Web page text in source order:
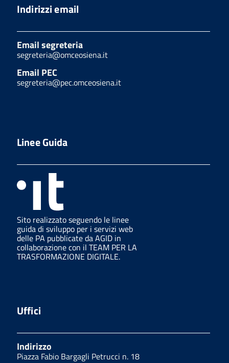
Indirizzi email
Email segreteria
segreteria@omceosiena.it
Email PEC
segreteria@pec.omceosiena.it
Linee Guida
Sito realizzato seguendo le linee
guida di sviluppo per i servizi web
delle PA pubblicate da AGID in
collaborazione con il TEAM PER LA
TRASFORMAZIONE DIGITALE.
Uffici
Indirizzo
Piazza Fabio Bargagli Petrucci n. 18